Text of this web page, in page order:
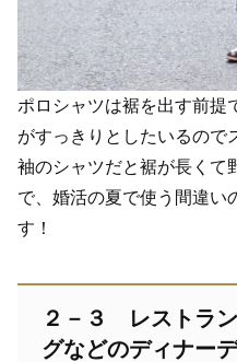
ポロシャツは裾を出す前提
がすっきりとしたいるので
袖のシャツだと裾が長くて
で、婚活の夏で使う間違い
す！
２－３ レストラ
グなどのディナー